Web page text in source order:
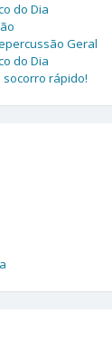
do Dia
Geral
do Dia
rápido!